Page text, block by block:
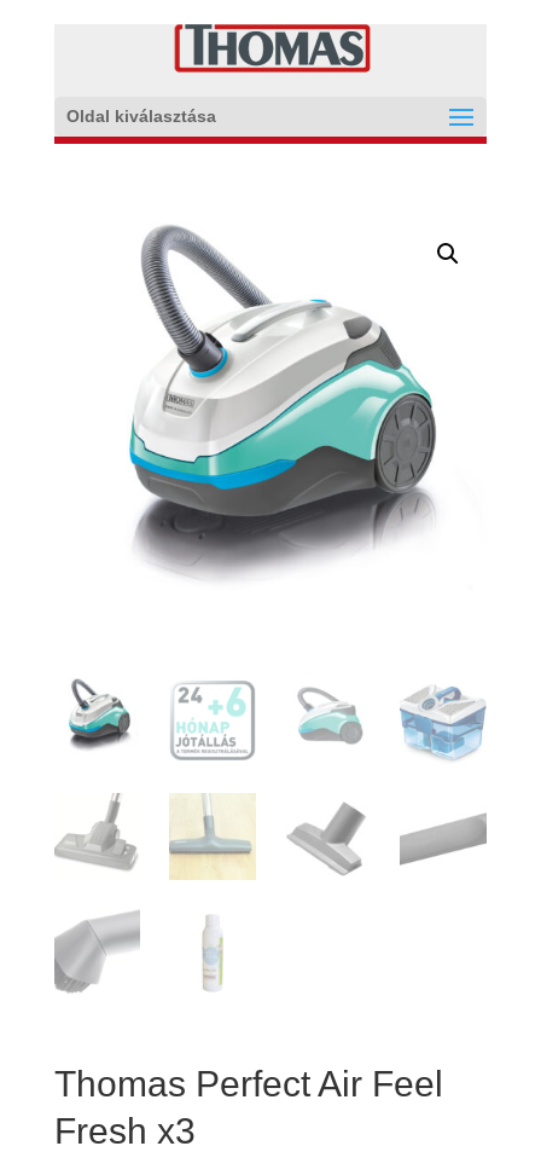
Oldal kiválasztása
Thomas Perfect Air Feel
Fresh x3